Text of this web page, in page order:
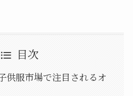
目次
供服市場で注目されるオ